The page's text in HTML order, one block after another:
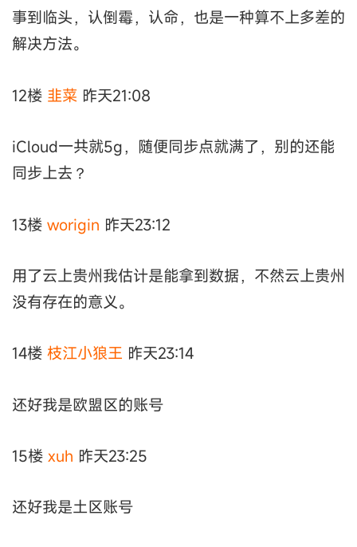
事到临头，认倒霉，认命，也是一种算不上多差的
解决方法。
12楼 韭菜 昨天21:08
iCloud一共就5g，随便同步点就满了，别的还能
同步上去？
13楼 worigin 昨天23:12
用了云上贵州我估计是能拿到数据，不然云上贵州
没有存在的意义。
14楼 枝江小狼王 昨天23:14
还好我是欧盟区的账号
15楼 xuh 昨天23:25
还好我是土区账号